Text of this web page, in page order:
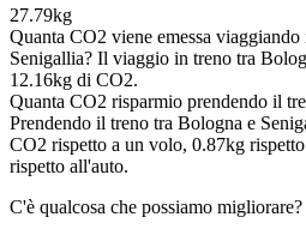
27.79kg
Quanta CO2 viene emessa
Senigallia? Il viaggio in treno tra
12.16kg di CO2.
Quanta CO2 risparmio prendendo il
Prendendo il treno tra Bologna e
CO2 rispetto a un volo, 0.87kg
rispetto all'auto.
C'è qualcosa che possiamo migliorare?